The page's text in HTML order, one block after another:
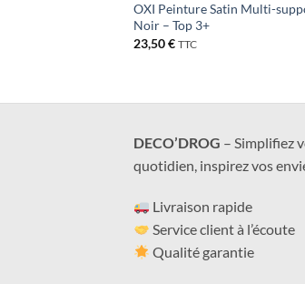
OXI Peinture Satin Multi-
Noir – Top 3+
23,50€ TTC
DECO’DROG – Simplifiez
quotidien, inspirez vos
Livraison rapide
Service client à l’écoute
Qualité garantie